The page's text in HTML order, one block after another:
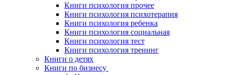
Книги психология прочее
Книги психология психотерапия
Книги психология ребенка
Книги психология социальная
Книги психология тест
Книги психология тренинг
Книги о детях
Книги по бизнесу